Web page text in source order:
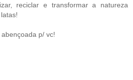
reciclar e transformar a natureza
p/ vc!